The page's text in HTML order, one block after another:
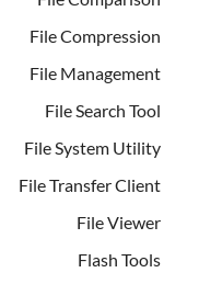
File Compression
File Management
File Search Tool
File System Utility
File Transfer Client
File Viewer
Flash Tools